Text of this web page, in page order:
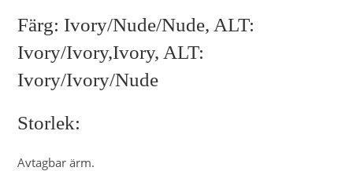
Färg: Ivory/Nude/Nude, ALT:
Ivory/Ivory,Ivory, ALT:
Ivory/Ivory/Nude
Storlek:
Avtagbar ärm.